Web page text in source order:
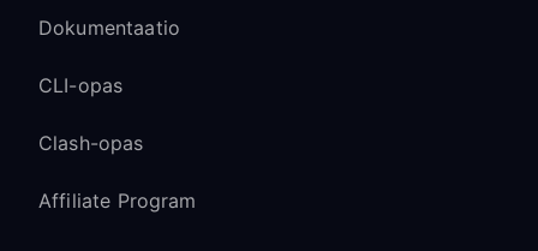
Dokumentaatio
CLI-opas
Clash-opas
Affiliate Program